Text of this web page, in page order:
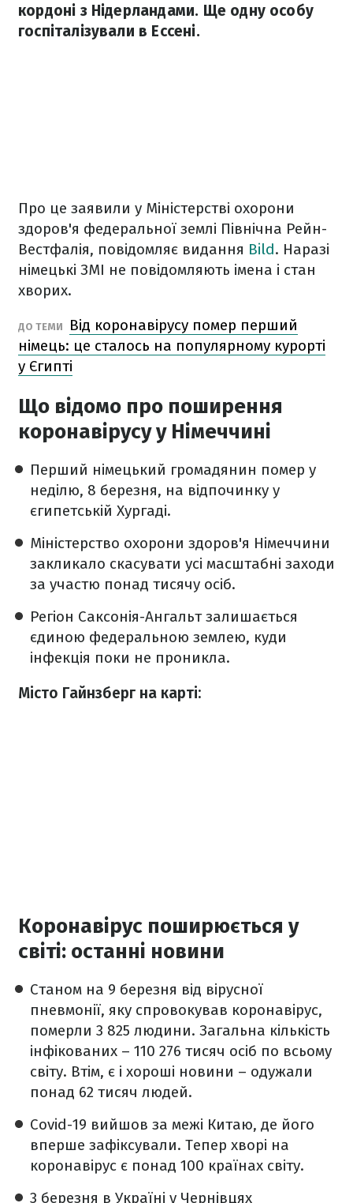
кордоні з Нідерландами. Ще одну особу
госпіталізували в Ессені.
Про це заявили у Міністерстві охорони
здоров'я федеральної землі Північна Рейн-
Вестфалія, повідомляє видання Bild. Наразі
німецькі ЗМІ не повідомляють імена і стан
хворих.
ДО ТЕМИ
Від коронавірусу помер перший
німець: це сталось на популярному курорті
у Єгипті
Що відомо про поширення
коронавірусу у Німеччині
Перший німецький громадянин помер у
неділю, 8 березня, на відпочинку у
єгипетській Хургаді.
Міністерство охорони здоров'я Німеччини
закликало скасувати усі масштабні заходи
за участю понад тисячу осіб.
Регіон Саксонія-Ангальт залишається
єдиною федеральною землею, куди
інфекція поки не проникла.
Місто Гайнзберг на карті:
Коронавірус поширюється у
світі: останні новини
Станом на 9 березня від вірусної
пневмонії, яку спровокував коронавірус,
померли 3 825 людини. Загальна кількість
інфікованих – 110 276 тисяч осіб по всьому
світу. Втім, є і хороші новини – одужали
понад 62 тисяч людей.
Covid-19 вийшов за межі Китаю, де його
вперше зафіксували. Тепер хворі на
коронавірус є понад 100 країнах світу.
3 березня в Україні у Чернівцях